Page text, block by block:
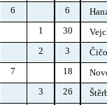
6 6
1 30
2 3
7 18
3 26